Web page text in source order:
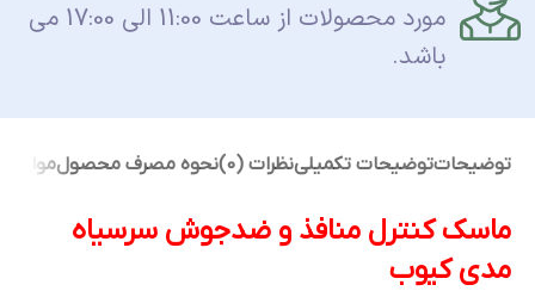
مورد محصولات از ساعت 11:00 الی 17:00 می
باشد.
توضیحاتتوضیحات تکمیلینظرات (0) نحوه مصرف محصولمواد
ماسک کنترل منافذ و ضدجوش سرسیاه
مدی کیوب